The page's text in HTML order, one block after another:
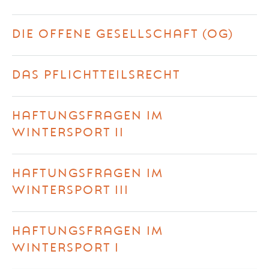
DIE OFFENE GESELLSCHAFT (OG)
DAS PFLICHTTEILSRECHT
HAFTUNGSFRAGEN IM
WINTERSPORT II
HAFTUNGSFRAGEN IM
WINTERSPORT III
HAFTUNGSFRAGEN IM
WINTERSPORT I